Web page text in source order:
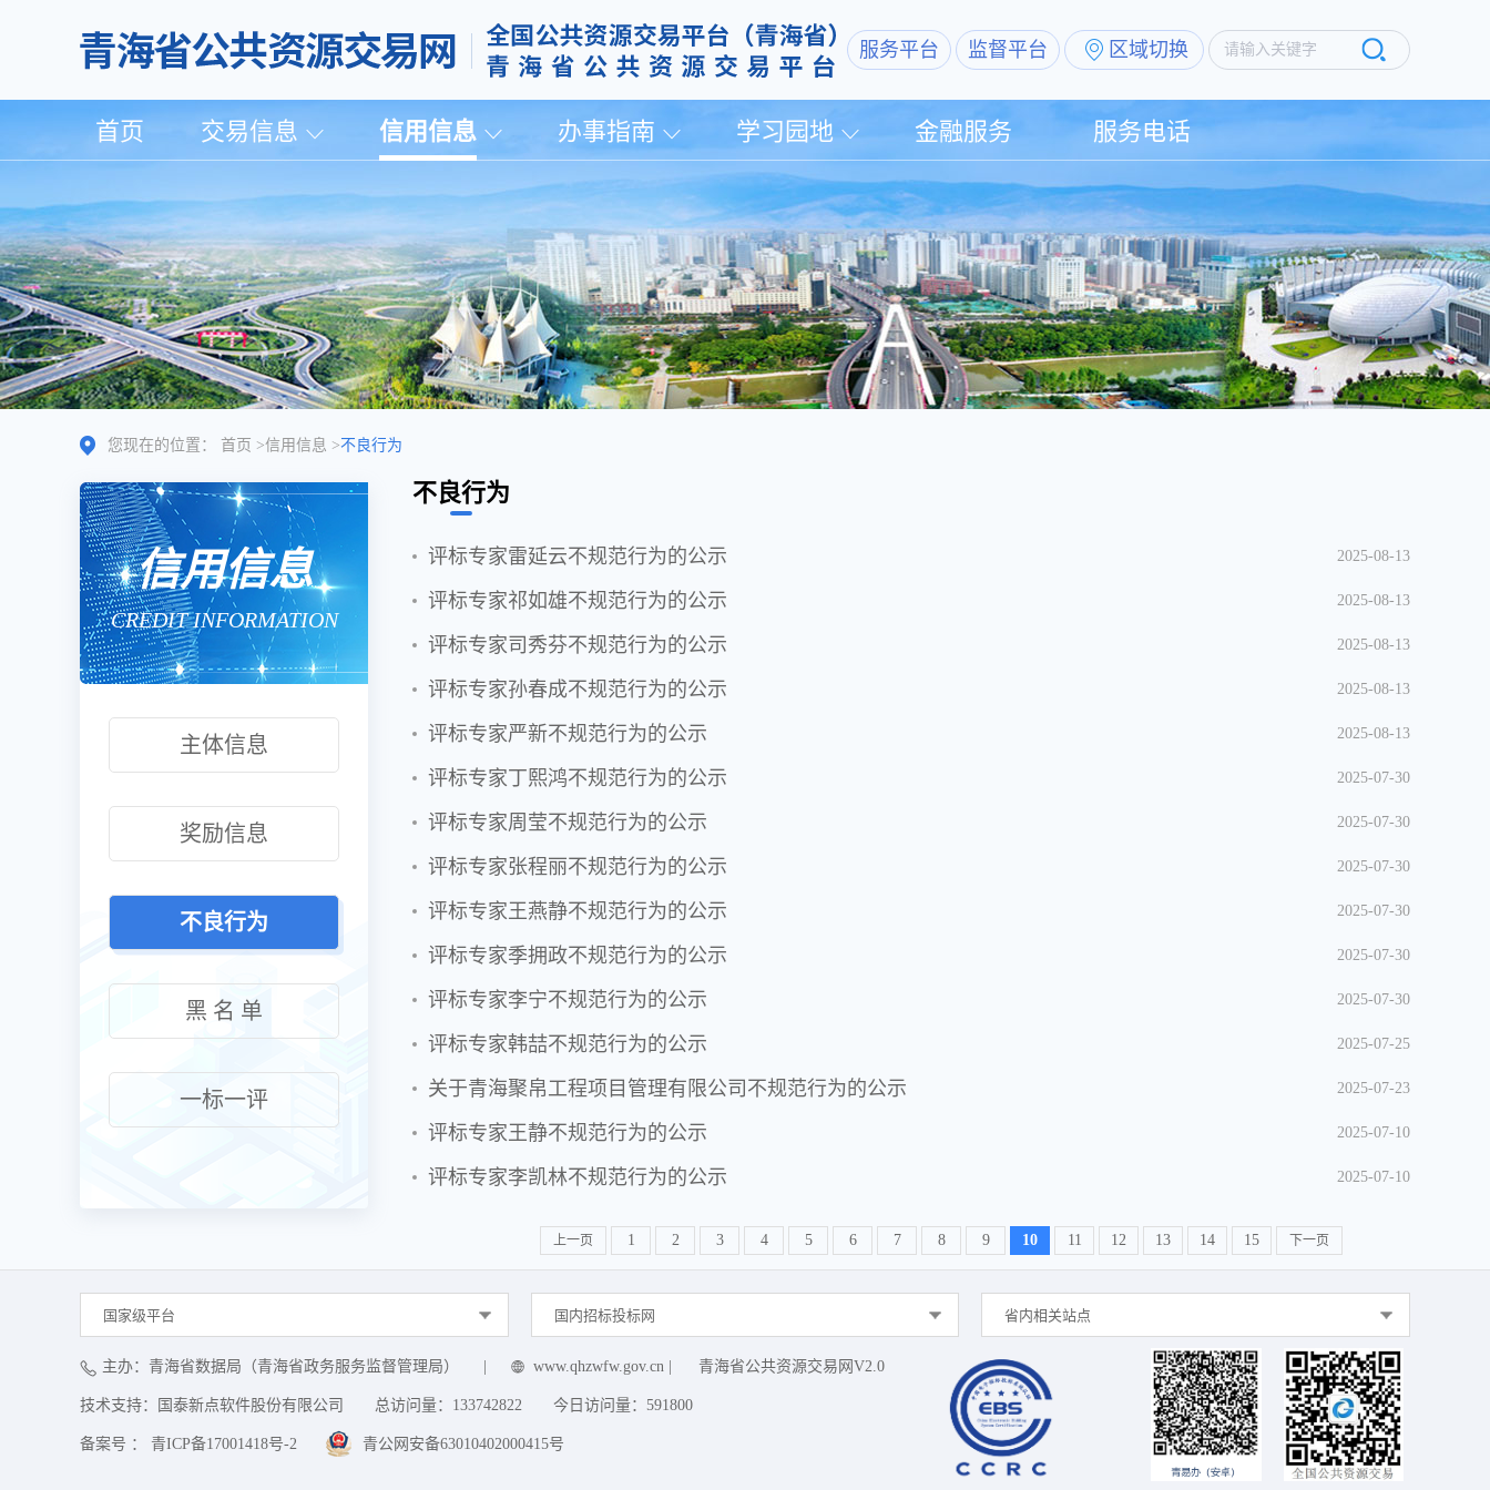
服务平台 监督平台 区域切换 请输入关键字
首页 交易信息 信用信息 办事指南 学习园地 金融服务 服务电话
您现在的位置： 首页 >信用信息 >不良行为
信用信息
CREDIT INFORMATION
主体信息
奖励信息
不良行为
黑 名 单
一标一评
不良行为
评标专家雷延云不规范行为的公示 2025-08-13
评标专家祁如雄不规范行为的公示 2025-08-13
评标专家司秀芬不规范行为的公示 2025-08-13
评标专家孙春成不规范行为的公示 2025-08-13
评标专家严新不规范行为的公示 2025-08-13
评标专家丁熙鸿不规范行为的公示 2025-07-30
评标专家周莹不规范行为的公示 2025-07-30
评标专家张程丽不规范行为的公示 2025-07-30
评标专家王燕静不规范行为的公示 2025-07-30
评标专家季拥政不规范行为的公示 2025-07-30
评标专家李宁不规范行为的公示 2025-07-30
评标专家韩喆不规范行为的公示 2025-07-25
关于青海聚帛工程项目管理有限公司不规范行为的公示 2025-07-23
评标专家王静不规范行为的公示 2025-07-10
评标专家李凯林不规范行为的公示 2025-07-10
上一页 1 2 3 4 5 6 7 8 9 10 11 12 13 14 15 下一页
国家级平台 国内招标投标网 省内相关站点
主办：青海省数据局（青海省政务服务监督管理局） www.qhzwfw.gov.cn 青海省公共资源交易网V2.0
技术支持：国泰新点软件股份有限公司 总访问量： 133742822 今日访问量： 591800
备案号 ： 青ICP备17001418号-2 青公网安备63010402000415号